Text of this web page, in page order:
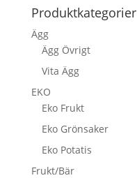
Produktkategorier
Ägg
Ägg Övrigt
Vita Ägg
EKO
Eko Frukt
Eko Grönsaker
Eko Potatis
Frukt/Bär